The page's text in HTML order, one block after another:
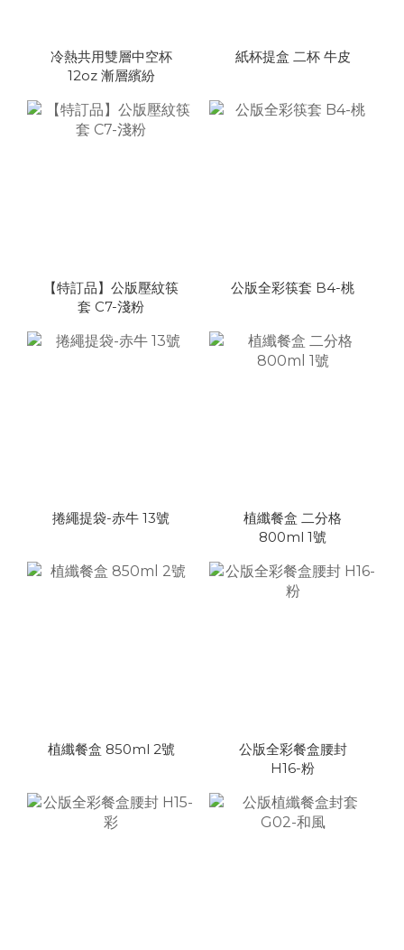
冷熱共用雙層中空杯
12oz 漸層繽紛
紙杯提盒 二杯 牛皮
【特訂品】公版壓紋筷
套 C7-淺粉
公版全彩筷套 B4-桃
捲繩提袋-赤牛 13號
植纖餐盒 二分格
800ml 1號
植纖餐盒 850ml 2號
公版全彩餐盒腰封
H16-粉